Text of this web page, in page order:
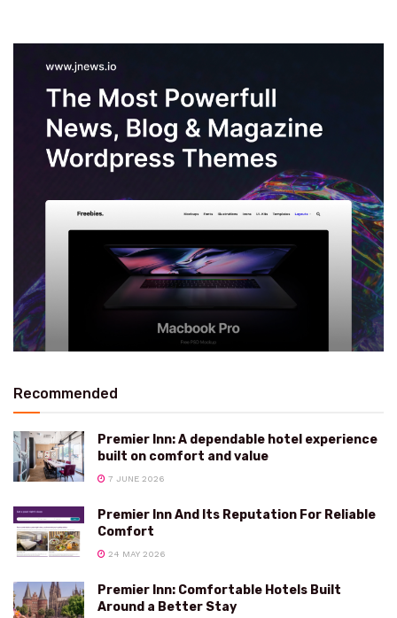
Recommended
Premier Inn: A dependable hotel experience
built on comfort and value
7 JUNE 2026
Premier Inn And Its Reputation For Reliable
Comfort
24 MAY 2026
Premier Inn: Comfortable Hotels Built
Around a Better Stay